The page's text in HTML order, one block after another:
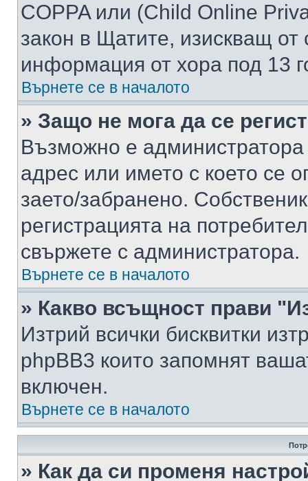
COPPA или (Child Online
закон в Щатите, изискващ от
информация от хора под 13
Върнете се в началото
» Защо не мога да се
Възможно е
адрес или името с което се
заето/забранено.
регистрацията на
свържете с администратора.
Върнете се в началото
» Какво всъщност прави
Изтрий всички бисквитки
phpBB3 които запомнят
включен.
Върнете се в началото
» Как да си променя